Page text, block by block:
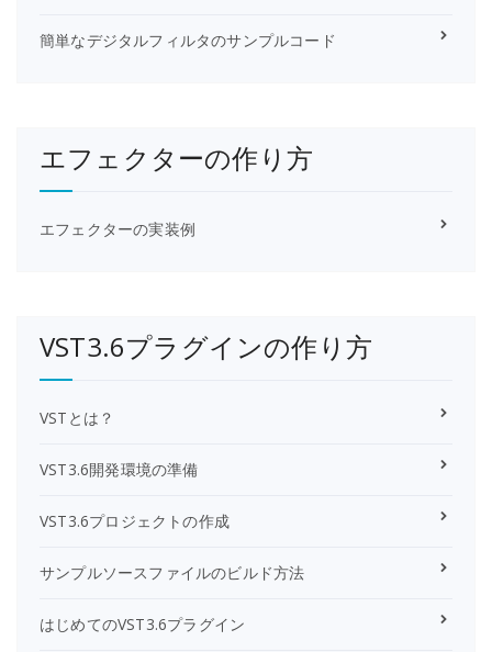
簡単なデジタルフィルタのサンプルコード
エフェクターの作り方
エフェクターの実装例
VST3.6プラグインの作り方
VSTとは？
VST3.6開発環境の準備
VST3.6プロジェクトの作成
サンプルソースファイルのビルド方法
はじめてのVST3.6プラグイン